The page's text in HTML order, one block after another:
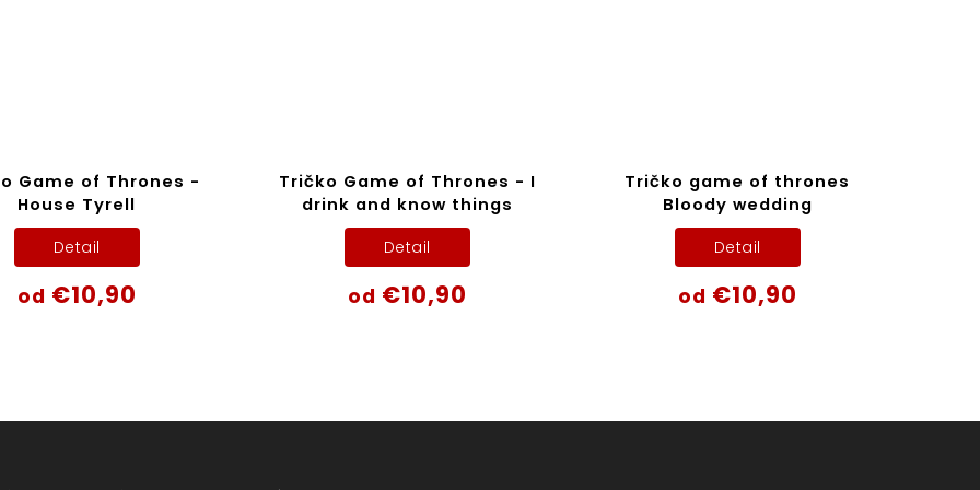
Game of Thrones -
House Tyrell
od €10,90
Detail
Tričko Game of Thrones - I
drink and know things
od €10,90
Detail
Tričko game of thrones
Bloody wedding
od €10,90
Detail